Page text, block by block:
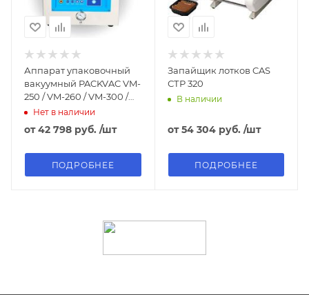
Аппарат упаковочный
вакуумный PACKVAC VM-
250 / VM-260 / VM-300 /
VM-350 / VM-400
Нет в наличии
от42 798 руб. /шт
ПОДРОБНЕЕ
Запайщик лотков CAS
СТР 320
В наличии
от54 304 руб. /шт
ПОДРОБНЕЕ